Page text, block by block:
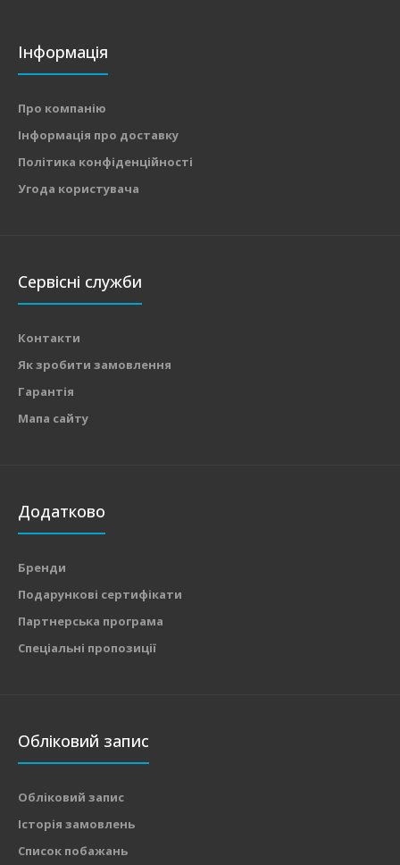
Інформація
Про компанію
Інформація про доставку
Політика конфіденційності
Угода користувача
Сервісні служби
Контакти
Як зробити замовлення
Гарантія
Мапа сайту
Додатково
Бренди
Подарункові сертифікати
Партнерська програма
Спеціальні пропозиції
Обліковий запис
Обліковий запис
Історія замовлень
Список побажань